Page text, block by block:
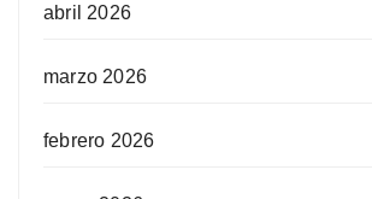
abril 2026
marzo 2026
febrero 2026